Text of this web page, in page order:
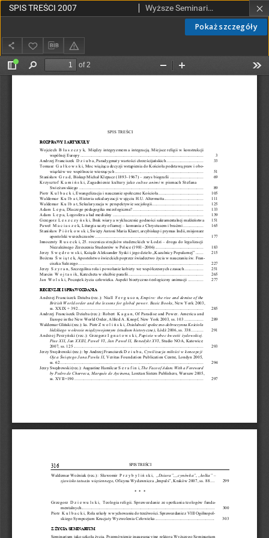
Pokaż szczegóły
SPIS TREŚCI 2007 Wyższe Seminarium Duchowne w Łodzi